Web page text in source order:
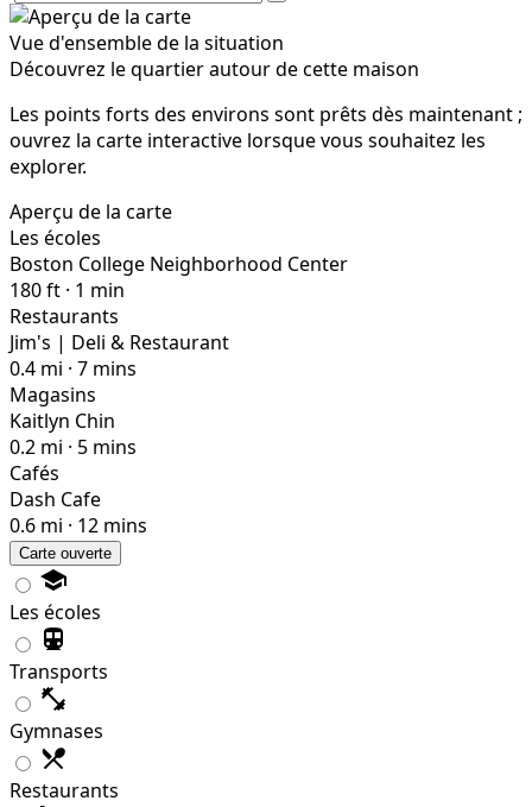
Vue d'ensemble de la situation
Découvrez le quartier autour de cette maison
Les points forts des environs sont prêts dès maintenant ;
ouvrez la carte interactive lorsque vous souhaitez les
explorer.
Aperçu de la carte
Les écoles
Boston College Neighborhood Center
180 ft · 1 min
Restaurants
Jim's | Deli & Restaurant
0.4 mi · 7 mins
Magasins
Kaitlyn Chin
0.2 mi · 5 mins
Cafés
Dash Cafe
0.6 mi · 12 mins
Carte ouverte
Les écoles
Transports
Gymnases
Restaurants